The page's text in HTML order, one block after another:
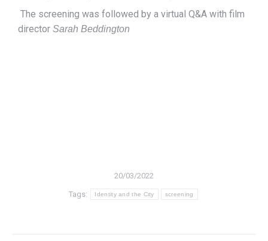
The screening was followed by a virtual Q&A with film
director Sarah Beddington
20/03/2022
Tags: Identity and the City screening